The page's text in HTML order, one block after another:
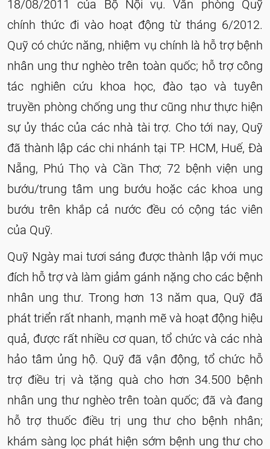
18/08/2011 của Bộ Nội vụ. Văn phòng Quỹ
chính thức đi vào hoạt động từ tháng 6/2012.
Quỹ có chức năng, nhiệm vụ chính là hỗ trợ bệnh
nhân ung thư nghèo trên toàn quốc; hỗ trợ công
tác nghiên cứu khoa học, đào tạo và tuyên
truyền phòng chống ung thư cũng như thực hiện
sự ủy thác của các nhà tài trợ. Cho tới nay, Quỹ
đã thành lập các chi nhánh tại TP. HCM, Huế, Đà
Nẵng, Phú Thọ và Cần Thơ; 72 bệnh viện ung
bướu/trung tâm ung bướu hoặc các khoa ung
bướu trên khắp cả nước đều có cộng tác viên
của Quỹ.
Quỹ Ngày mai tươi sáng được thành lập với mục
đích hỗ trợ và làm giảm gánh nặng cho các bệnh
nhân ung thư. Trong hơn 13 năm qua, Quỹ đã
phát triển rất nhanh, mạnh mẽ và hoạt động hiệu
quả, được rất nhiều cơ quan, tổ chức và các nhà
hảo tâm ủng hộ. Quỹ đã vận động, tổ chức hỗ
trợ điều trị và tặng quà cho hơn 34.500 bệnh
nhân ung thư nghèo trên toàn quốc; đã và đang
hỗ trợ thuốc điều trị ung thư cho bệnh nhân;
khám sàng lọc phát hiện sớm bệnh ung thư cho